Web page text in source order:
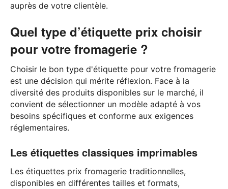
auprès de votre clientèle.
Quel type d’étiquette prix choisir
pour votre fromagerie ?
Choisir le bon type d'étiquette pour votre fromagerie
est une décision qui mérite réflexion. Face à la
diversité des produits disponibles sur le marché, il
convient de sélectionner un modèle adapté à vos
besoins spécifiques et conforme aux exigences
réglementaires.
Les étiquettes classiques imprimables
Les étiquettes prix fromagerie traditionnelles,
disponibles en différentes tailles et formats,